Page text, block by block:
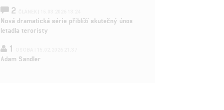
2
Nová dramatická série přiblíží skutečný únos
letadla teroristy
1
Adam Sandler